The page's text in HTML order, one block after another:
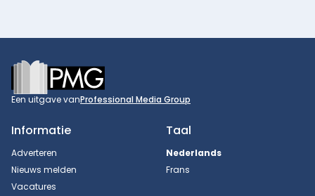
Footer
Een uitgave vanProfessional Media Group
Informatie
Adverteren
Nieuws melden
Vacatures
Taal
Nederlands
Frans